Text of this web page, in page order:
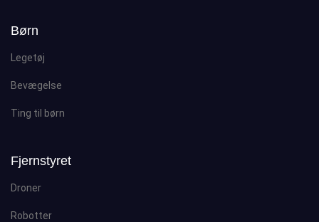
Børn
Legetøj
Bevægelse
Ting til børn
Fjernstyret
Droner
Robotter